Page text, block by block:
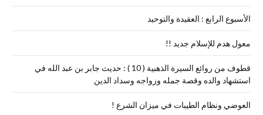
الأسبوع الرابع : العقيدة والتوحيد
معول هدم للإسلام جديد !!
قطوف من روائع السيرة الذهبية ( 10 ) : حديث جابر بن عبد الله في
استشهاد والده وقصة جمله وزواجه وسداد الدين
العوضي ونظام الطيبات في ميزان الشرع !